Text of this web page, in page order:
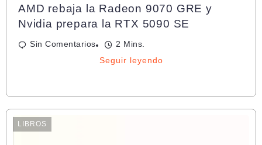
AMD rebaja la Radeon 9070 GRE y
Nvidia prepara la RTX 5090 SE
Sin Comentarios 2 Mins.
Seguir leyendo
LIBROS